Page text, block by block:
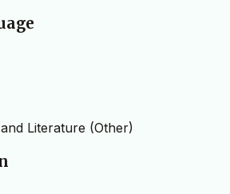
Literature (Other)